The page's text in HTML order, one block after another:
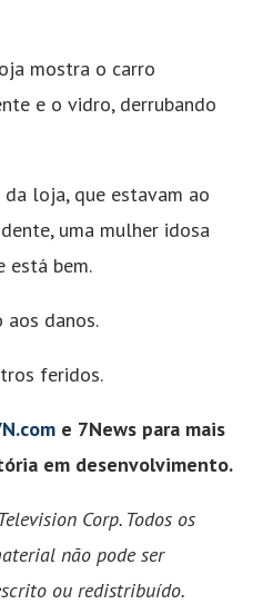
mostra o carro
e o vidro, derrubando
loja, que estavam ao
uma mulher idosa
está bem.
danos.
feridos.
e 7News para mais
em desenvolvimento.
Corp. Todos os
não pode ser
ou redistribuído.